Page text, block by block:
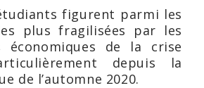
figurent parmi les
plus fragilisées par les
économiques de la crise
depuis la
de l’automne 2020.